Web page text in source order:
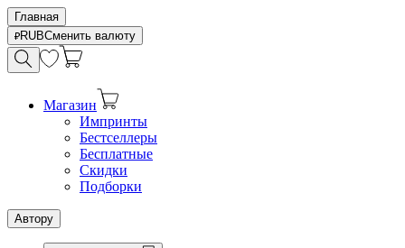
Главная
RUBСменить валюту
Магазин
Импринты
Бестселлеры
Бесплатные
Скидки
Подборки
Автору